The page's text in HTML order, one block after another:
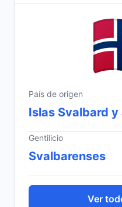
País de origen
Islas Svalbard y
Gentilicio
Svalbarenses
Ver